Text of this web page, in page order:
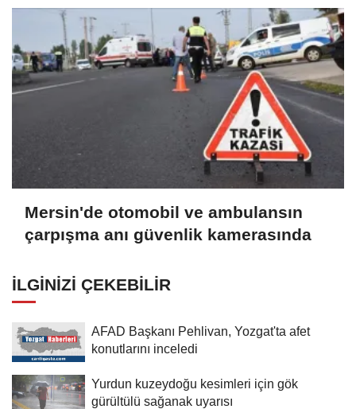
Mersin'de otomobil ve ambulansın
çarpışma anı güvenlik kamerasında
İLGINIZI ÇEKEBILIR
AFAD Başkanı Pehlivan, Yozgat'ta afet
konutlarını inceledi
Yurdun kuzeydoğu kesimleri için gök
gürültülü sağanak uyarısı